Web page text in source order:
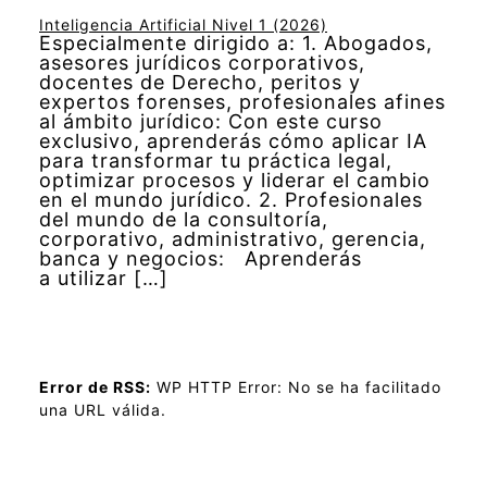
Inteligencia Artificial Nivel 1 (2026)
Especialmente dirigido a: 1. Abogados,
asesores jurídicos corporativos,
docentes de Derecho, peritos y
expertos forenses, profesionales afines
al ámbito jurídico: Con este curso
exclusivo, aprenderás cómo aplicar IA
para transformar tu práctica legal,
optimizar procesos y liderar el cambio
en el mundo jurídico. 2. Profesionales
del mundo de la consultoría,
corporativo, administrativo, gerencia,
banca y negocios: Aprenderás
a utilizar […]
Error de RSS: WP HTTP Error: No se ha facilitado
una URL válida.